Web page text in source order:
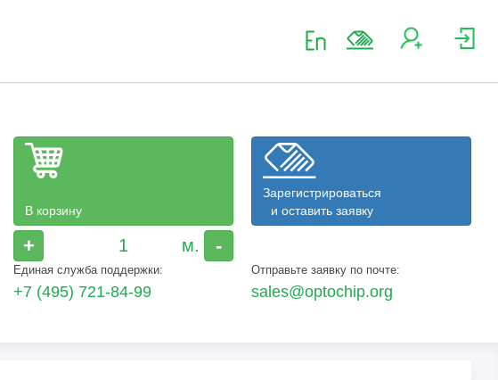
В корзину
+ -
Зарегистрироваться
и оставить заявку
Единая служба поддержки:
+7 (495) 721-84-99
Отправьте заявку по почте:
sales@optochip.org